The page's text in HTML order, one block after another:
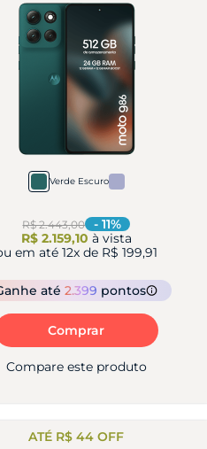
Verde Escuro
R$ 2.443,00 -11%
R$ 2.159,10 à vista
em até 12x de R$ 199,91
até 2.399 pontos
Comprar
Compare este produto
ATÉ R$ 44 OFF